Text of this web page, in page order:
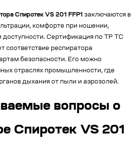
Спиротек VS 201 FFP1 заключаются в
комфорте при ношении,
доступности. Сертификация по ТР ТС
соответствие респиратора
безопасности. Его можно
отраслях промышленности, где
дыхания от пыли и аэрозолей.
вопросы о
Спиротек VS 201